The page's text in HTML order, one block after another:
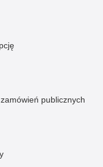
publicznych